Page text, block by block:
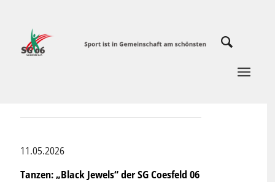
11.05.2026
Tanzen: „Black Jewels“ der SG Coesfeld 06